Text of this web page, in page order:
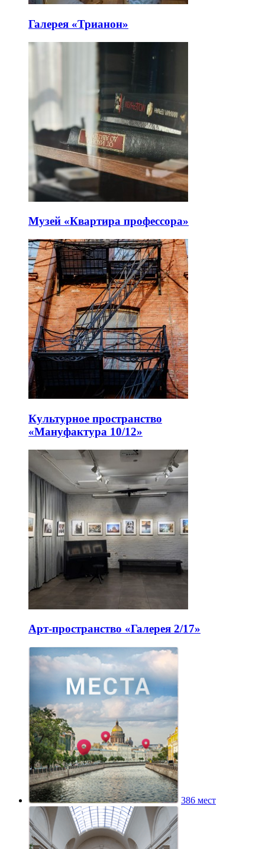
Галерея «Трианон»
Музей «Квартира профессора»
Культурное пространство
«Мануфактура 10/12»
Арт-пространство «Галерея 2/17»
386 мест